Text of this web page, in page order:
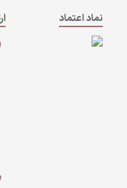
نماد اعتماد